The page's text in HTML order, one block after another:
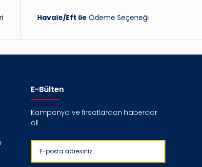
Havale/Eft ile Ödeme Seçeneği
E-Bülten
Kampanya ve fırsatlardan haberdar
ol!